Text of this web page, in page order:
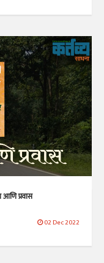
प्रवास
02 Dec 2022